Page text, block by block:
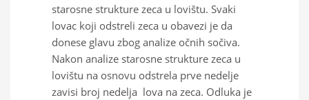
starosne strukture zeca u lovištu. Svaki
lovac koji odstreli zeca u obavezi je da
donese glavu zbog analize očnih sočiva.
Nakon analize starosne strukture zeca u
lovištu na osnovu odstrela prve nedelje
zavisi broj nedelja lova na zeca. Odluka je